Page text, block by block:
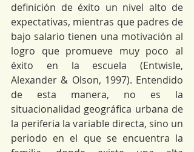
definición de éxito un nivel alto de
expectativas, mientras que padres de
bajo salario tienen una motivación al
logro que promueve muy poco al
éxito en la escuela (Entwisle,
Alexander & Olson, 1997). Entendido
de esta manera, no es la
situacionalidad geográfica urbana de
la periferia la variable directa, sino un
periodo en el que se encuentra la